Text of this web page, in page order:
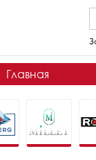
Главная